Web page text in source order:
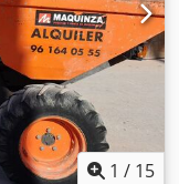
rasvetu,
41468 Neuss
1 / 15